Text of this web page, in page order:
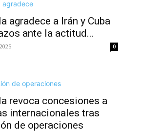
agradece a Irán y Cuba
ante la actitud...
0
revoca concesiones a
internacionales tras
de operaciones